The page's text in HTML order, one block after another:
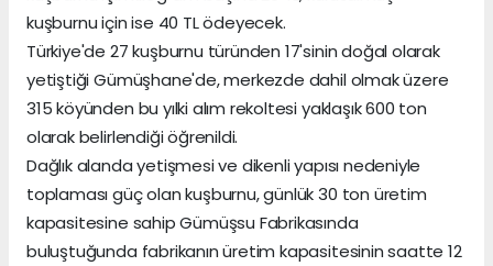
kuşburnu için ise 40 TL ödeyecek.
Türkiye'de 27 kuşburnu türünden 17'sinin doğal olarak
yetiştiği Gümüşhane'de, merkezde dahil olmak üzere
315 köyünden bu yılki alım rekoltesi yaklaşık 600 ton
olarak belirlendiği öğrenildi.
Dağlık alanda yetişmesi ve dikenli yapısı nedeniyle
toplaması güç olan kuşburnu, günlük 30 ton üretim
kapasitesine sahip Gümüşsu Fabrikasında
buluştuğunda fabrikanın üretim kapasitesinin saatte 12